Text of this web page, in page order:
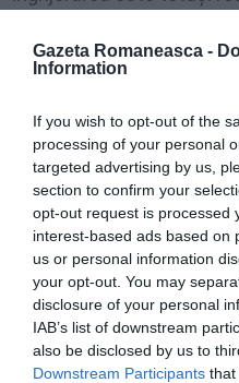
Gazeta Romaneasca -
Information
If you wish to opt-out of the
processing of your personal
targeted advertising by us,
section to confirm your
opt-out request is processed
interest-based ads based on
us or personal information
your opt-out. You may
disclosure of your personal
IAB’s list of downstream
also be disclosed by us to
Downstream Participants that
plăti cu siguranță, nimeni
plăti. Inevitabil. Imaginați-
un profil mai scăzut
cheltuieli”
Pe piața turistică a
din punct de vedere al
de turiști pe sezon.
”Și este clar că aceștia
foarte mult”– subliniază